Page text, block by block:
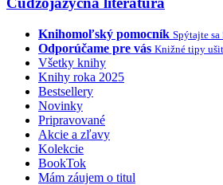
Knihomoľský pomocník Spýtajte
Odporúčame pre vás Knižné tipy
Všetky knihy
Knihy roka 2025
Bestsellery
Novinky
Pripravované
Akcie a zľavy
Kolekcie
BookTok
Mám záujem o titul